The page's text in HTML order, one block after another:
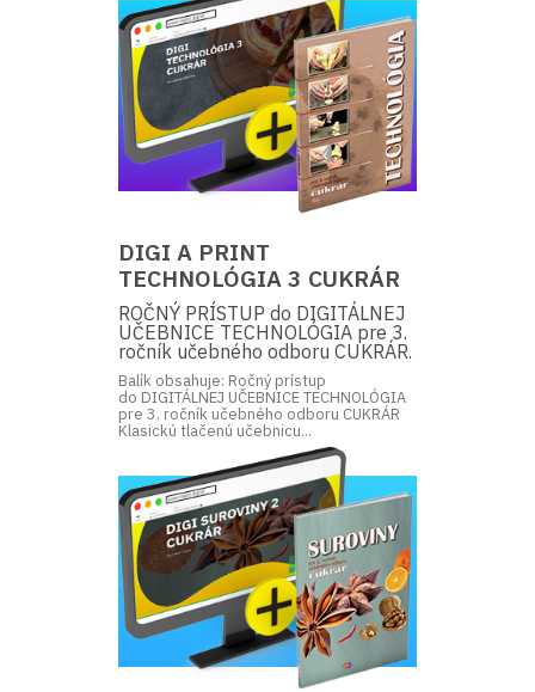
DIGI A PRINT
TECHNOLÓGIA 3 CUKRÁR
ROČNÝ PRÍSTUP do DIGITÁLNEJ
UČEBNICE TECHNOLÓGIA pre 3.
ročník učebného odboru CUKRÁR.
Balík obsahuje: Ročný prístup
do DIGITÁLNEJ UČEBNICE TECHNOLÓGIA
pre 3. ročník učebného odboru CUKRÁR
Klasickú tlačenú učebnicu...